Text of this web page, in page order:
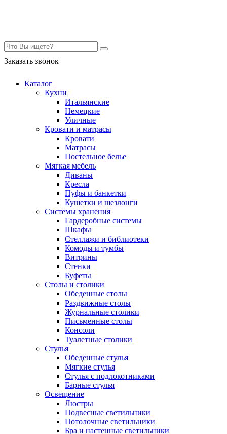
Заказать звонок
Каталог
Кухни
Итальянские
Немецкие
Уличные
Кровати и матрасы
Кровати
Матрасы
Постельное белье
Мягкая мебель
Диваны
Кресла
Пуфы и банкетки
Кушетки и шезлонги
Системы хранения
Гардеробные системы
Шкафы
Стеллажи и библиотеки
Комоды и тумбы
Витрины
Стенки
Буфеты
Столы и столики
Обеденные столы
Раздвижные столы
Журнальные столики
Письменные столы
Консоли
Туалетные столики
Стулья
Обеденные стулья
Мягкие стулья
Стулья с подлокотниками
Барные стулья
Освещение
Люстры
Подвесные светильники
Потолочные светильники
Бра и настенные светильники